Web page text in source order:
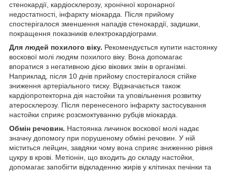
стенокардії, кардіосклерозу, хронічної коронарної
недостатності, інфаркту міокарда. Після прийому
спостерігалося зменшення нападів стенокардії, задишки,
покращення показників електрокардіограми.
Для людей похилого віку. Рекомендується купити настоянку
воскової молі людям похилого віку. Вона допомагає
впоратися з негативною дією вікових змін в організмі.
Наприклад, після 10 днів прийому спостерігалося стійке
зниження артеріального тиску. Відзначається також
кардіопротекторна дія настойки та уповільнення розвитку
атеросклерозу. Після перенесеного інфаркту застосування
настойки сприяє розсмоктуванню рубців міокарда.
Обмін речовин. Настоянка личинок воскової молі надає
значну допомогу при порушеному обміні речовин. У ній
міститься лейцин, завдяки чому вона сприяє зниженню рівня
цукру в крові. Метіонін, що входить до складу настойки,
допомагає запобігти відкладенню жирів у клітинах печінки та